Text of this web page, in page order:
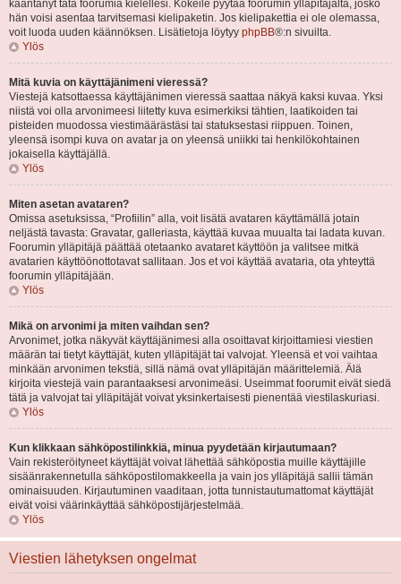
kääntänyt tätä foorumia kielellesi. Kokeile pyytää foorumin ylläpitäjältä, josko
hän voisi asentaa tarvitsemasi kielipaketin. Jos kielipakettia ei ole olemassa,
voit luoda uuden käännöksen. Lisätietoja löytyy phpBB®:n sivuilta.
Ylös
Mitä kuvia on käyttäjänimeni vieressä?
Viestejä katsottaessa käyttäjänimen vieressä saattaa näkyä kaksi kuvaa. Yksi
niistä voi olla arvonimeesi liitetty kuva esimerkiksi tähtien, laatikoiden tai
pisteiden muodossa viestimäärästäsi tai statuksestasi riippuen. Toinen,
yleensä isompi kuva on avatar ja on yleensä uniikki tai henkilökohtainen
jokaisella käyttäjällä.
Ylös
Miten asetan avataren?
Omissa asetuksissa, “Profiilin” alla, voit lisätä avataren käyttämällä jotain
neljästä tavasta: Gravatar, galleriasta, käyttää kuvaa muualta tai ladata kuvan.
Foorumin ylläpitäjä päättää otetaanko avataret käyttöön ja valitsee mitkä
avatarien käyttöönottotavat sallitaan. Jos et voi käyttää avataria, ota yhteyttä
foorumin ylläpitäjään.
Ylös
Mikä on arvonimi ja miten vaihdan sen?
Arvonimet, jotka näkyvät käyttäjänimesi alla osoittavat kirjoittamiesi viestien
määrän tai tietyt käyttäjät, kuten ylläpitäjät tai valvojat. Yleensä et voi vaihtaa
minkään arvonimen tekstiä, sillä nämä ovat ylläpitäjän määrittelemiä. Älä
kirjoita viestejä vain parantaaksesi arvonimeäsi. Useimmat foorumit eivät siedä
tätä ja valvojat tai ylläpitäjät voivat yksinkertaisesti pienentää viestilaskuriasi.
Ylös
Kun klikkaan sähköpostilinkkiä, minua pyydetään kirjautumaan?
Vain rekisteröityneet käyttäjät voivat lähettää sähköpostia muille käyttäjille
sisäänrakennetulla sähköpostilomakkeella ja vain jos ylläpitäjä sallii tämän
ominaisuuden. Kirjautuminen vaaditaan, jotta tunnistautumattomat käyttäjät
eivät voisi väärinkäyttää sähköpostijärjestelmää.
Ylös
Viestien lähetyksen ongelmat